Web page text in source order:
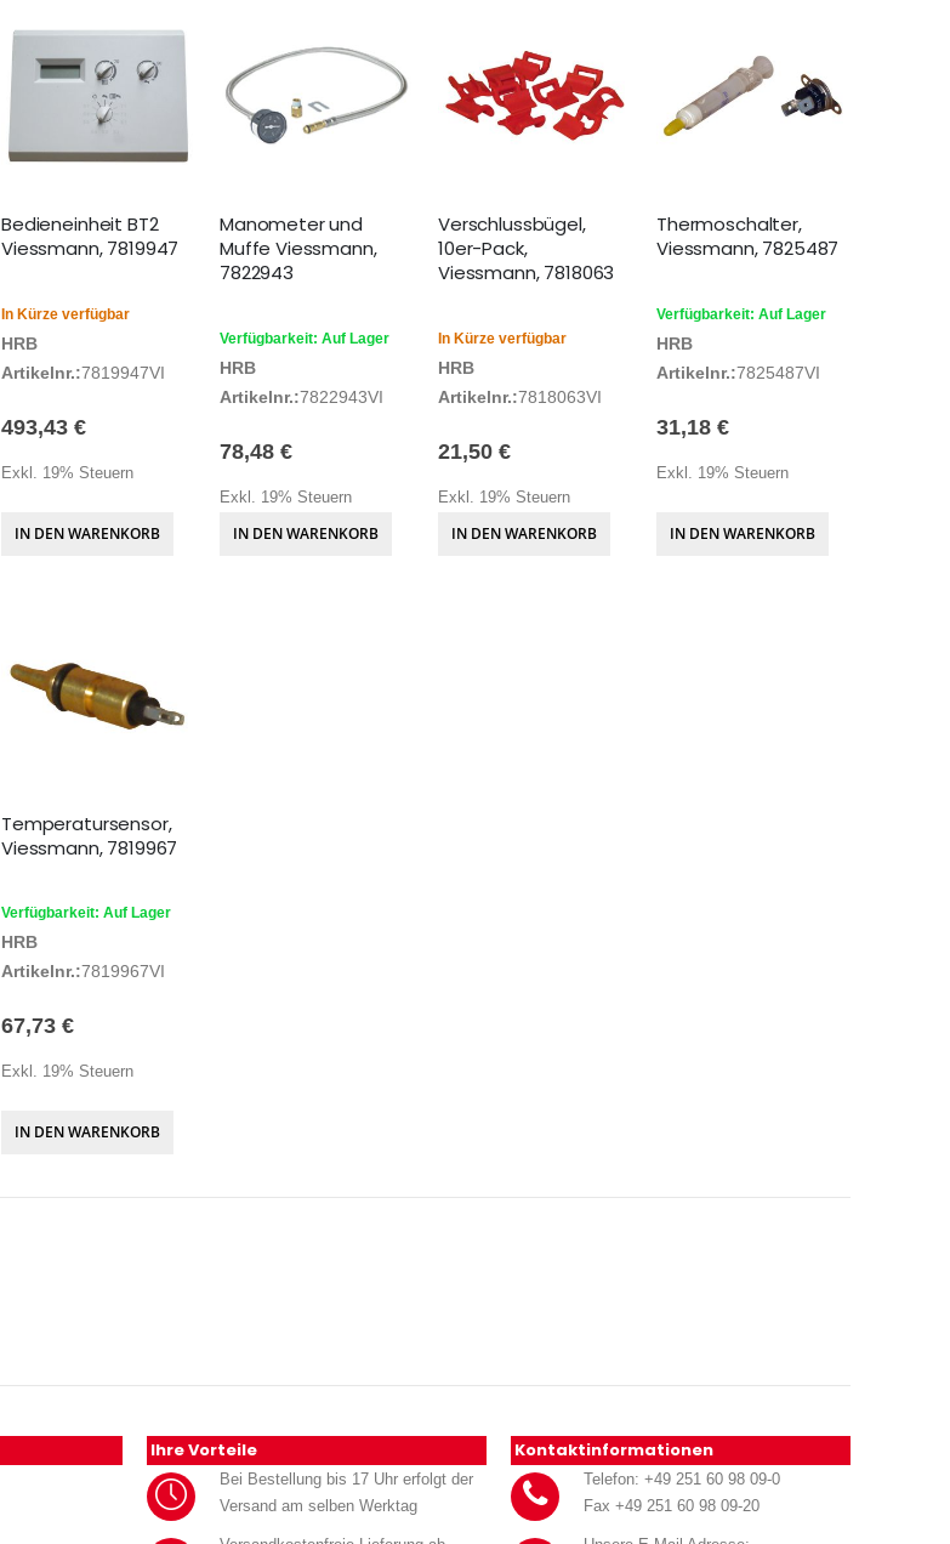
Bedieneinheit BT2
Viessmann, 7819947
In Kürze verfügbar
HRB
Artikelnr.:7819947VI
493,43 €
Exkl. 19% Steuern
IN DEN WARENKORB
Manometer und
Muffe Viessmann,
7822943
Verfügbarkeit: Auf Lager
HRB
Artikelnr.:7822943VI
78,48 €
Exkl. 19% Steuern
IN DEN WARENKORB
Verschlussbügel,
10er-Pack,
Viessmann, 7818063
In Kürze verfügbar
HRB
Artikelnr.:7818063VI
21,50 €
Exkl. 19% Steuern
IN DEN WARENKORB
Thermoschalter,
Viessmann, 7825487
Verfügbarkeit: Auf Lager
HRB
Artikelnr.:7825487VI
31,18 €
Exkl. 19% Steuern
IN DEN WARENKORB
Temperatursensor,
Viessmann, 7819967
Verfügbarkeit: Auf Lager
HRB
Artikelnr.:7819967VI
67,73 €
Exkl. 19% Steuern
IN DEN WARENKORB
Ihre Vorteile
Bei Bestellung bis 17 Uhr erfolgt der
Versand am selben Werktag
Kontaktinformationen
Telefon: +49 251 60 98 09-0
Fax +49 251 60 98 09-20